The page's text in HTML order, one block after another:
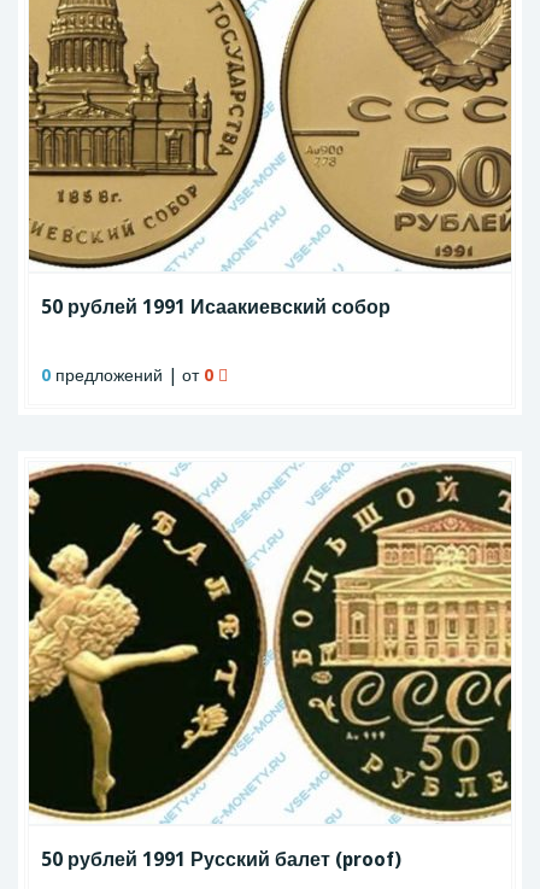
50 рублей 1991 Исаакиевский собор
0 предложений | от 0
50 рублей 1991 Русский балет (proof)